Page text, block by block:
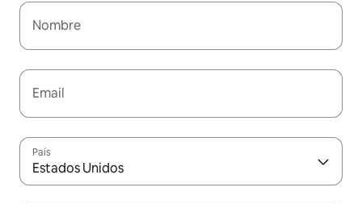
Nombre
Email
País
Estados Unidos